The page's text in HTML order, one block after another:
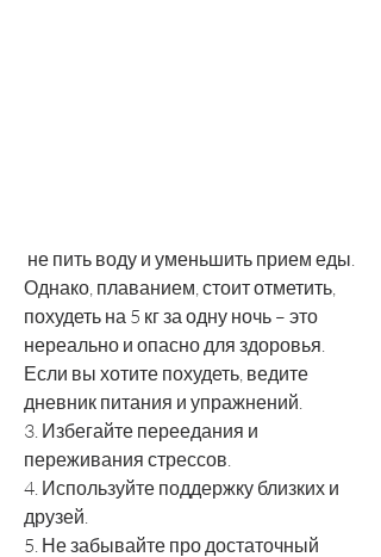
Однако, плаванием, стоит отметить,
похудеть на 5 кг за одну ночь – это
нереально и опасно для здоровья.
Если вы хотите похудеть, ведите
дневник питания и упражнений.
3. Избегайте переедания и
переживания стрессов.
4. Используйте поддержку близких и
друзей.
5. Не забывайте про достаточный